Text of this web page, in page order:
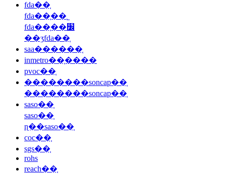
fda��֤
fda��֤��˾
fda��֤��׼
��ʒfda��֤
saa������֤
inmetro��֤����
pvoc��֤
��������soncap��֤
��������soncap��֤
saso��֤
saso��֤
ɳ��saso��֤
coc��֤
sgs��֤
rohs
reach��֤